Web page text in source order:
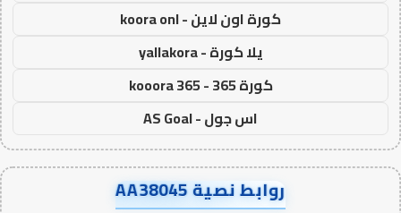
كورة اون لاين - koora onl
يلا كورة - yallakora
كورة 365 - kooora 365
اس جول - AS Goal
روابط نصية AA38045